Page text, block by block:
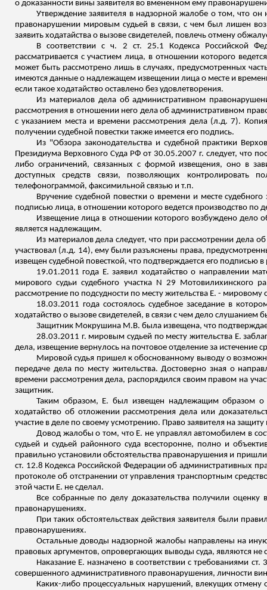
о доказанности вины заявителя во вмененном ему
Утверждение заявителя в надзорной жалобе о том, что
правонарушении мировым судьей в связи, с чем был лишен
заявить ходатайства о вызове свидетелей, повлечь отмену
В соответствии с ч. 2 ст. 25.1 Кодекса Российской
рассматривается с участием лица, в отношении которого
может быть рассмотрено лишь в случаях, предусмотренных
имеются данные о надлежащем извещении лица о месте и
если такое ходатайство оставлено без удовлетворения.
Из материалов дела об административном
рассмотрения в отношении него дела об административном
с указанием места и времени рассмотрения дела (л.д. 7).
получении судебной повестки также имеется его подпись.
Из "Обзора законодательства и судебной практики
Президиума Верховного Суда РФ от 30.05.2007 г. следует, что
либо ограничений, связанных с формой извещения, оно в
доступных средств связи, позволяющих контролировать
телефонограммой, факсимильной связью и т.п.
Вручение судебной повестки о времени и месте
подписью лица, в отношении которого ведется производство по
Извещение лица в отношении которого возбуждено дело
является надлежащим.
Из материалов дела следует, что при рассмотрении дела
участвовал (л.д. 14), ему были разъяснены права,
извещен судебной повесткой, что подтверждается его подписью
19.01.2011 года Е. заявил ходатайство о направлении
мирового судьи судебного участка N 29
рассмотрение по подсудности по месту жительства Е. - мировому
18.03.2011 года состоялось судебное заседание в
ходатайство о вызове свидетелей, в связи с чем дело слушанием
Защитник Мокрушина М.В. была извещена, что
28.03.2011 г. мировым судьей по месту жительства Е.
дела, извещение вернулось на почтовое отделение за истечение
Мировой судья пришел к обоснованному выводу о
передаче дела по месту жительства. Достоверно зная о
времени рассмотрения дела, распорядился своим правом на
защитник.
Таким образом, Е. был извещен надлежащим образом о
ходатайство об отложении рассмотрения дела или
участие в деле по своему усмотрению. Право заявителя на
Довод жалобы о том, что Е. не управлял автомобилем в
судьей и судьей районного суда всесторонне, полно и
правильно установили обстоятельства правонарушения и
ст. 12.8 Кодекса Российской Федерации об административных
протоколе об отстранении от управления транспортным
этой части Е. не сделал.
Все собранные по делу доказательства получили
правонарушениях.
При таких обстоятельствах действия заявителя были
правонарушениях.
Остальные доводы надзорной жалобы направлены на
правовых аргументов, опровергающих выводы суда, являются не
Наказание Е. назначено в соответствии с требованиями
совершенного административного правонарушения, личности
Каких-либо процессуальных нарушений, влекущих